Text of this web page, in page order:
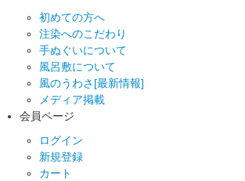
初めての方へ
注染へのこだわり
手ぬぐいについて
風呂敷について
風のうわさ[最新情報]
メディア掲載
会員ページ
ログイン
新規登録
カート